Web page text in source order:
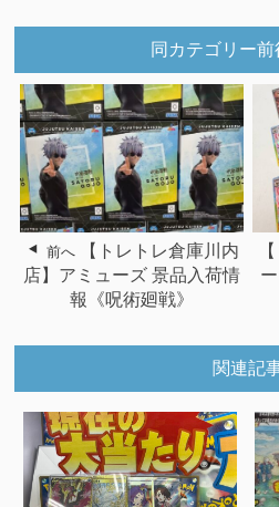
同カテゴリー
前へ
【トレトレ倉庫川内
店】アミューズ 景品入荷情
報《呪術廻戦》
関連記